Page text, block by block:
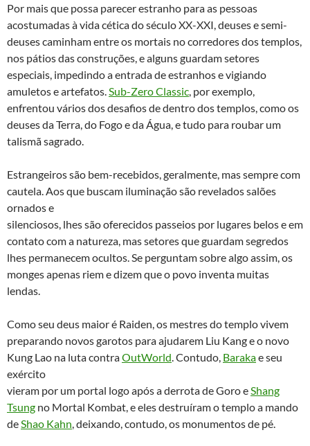
Por mais que possa parecer estranho para as pessoas
acostumadas à vida cética do século XX-XXI, deuses e semi-
deuses caminham entre os mortais no corredores dos templos,
nos pátios das construções, e alguns guardam setores
especiais, impedindo a entrada de estranhos e vigiando
amuletos e artefatos.Sub-Zero Classic, por exemplo,
enfrentou vários dos desafios de dentro dos templos, como os
deuses da Terra, do Fogo e da Água, e tudo para roubar um
talismã sagrado.
Estrangeiros são bem-recebidos, geralmente, mas sempre com
cautela. Aos que buscam iluminação são revelados salões
ornados e
silenciosos, lhes são oferecidos passeios por lugares belos e em
contato com a natureza, mas setores que guardam segredos
lhes permanecem ocultos. Se perguntam sobre algo assim, os
monges apenas riem e dizem que o povo inventa muitas
lendas.
Como seu deus maior é Raiden, os mestres do templo vivem
preparando novos garotos para ajudarem Liu Kang e o novo
Kung Lao na luta contraOutWorld. Contudo, Barakae seu
exército
vieram por um portal logo após a derrota de Goro eShang
Tsung no Mortal Kombat, e eles destruíram o templo a mando
deShao Kahn, deixando, contudo, os monumentos de pé.